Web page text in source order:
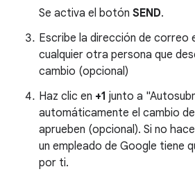
Se activa el botón SEND.
Escribe la dirección de correo
cualquier otra persona que
cambio (opcional)
Haz clic en +1 junto a
automáticamente el cambio
aprueben (opcional). Si no
un empleado de Google tiene
por ti.